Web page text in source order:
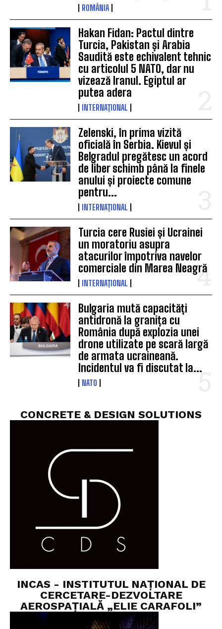
ROMÂNIA
Hakan Fidan: Pactul dintre
Turcia, Pakistan și Arabia
Saudită este echivalent tehnic
cu articolul 5 NATO, dar nu
vizează Iranul. Egiptul ar
putea adera
INTERNAȚIONAL
Zelenski, în prima vizită
oficială în Serbia. Kievul și
Belgradul pregătesc un acord
de liber schimb până la finele
anului și proiecte comune
pentru...
INTERNAȚIONAL
Turcia cere Rusiei și Ucrainei
un moratoriu asupra
atacurilor împotriva navelor
comerciale din Marea Neagră
INTERNAȚIONAL
Bulgaria mută capacități
antidronă la granița cu
România după explozia unei
drone utilizate pe scară largă
de armata ucraineană.
Incidentul va fi discutat la...
NATO
CONCRETE & DESIGN SOLUTIONS
INCAS - INSTITUTUL NAȚIONAL DE
CERCETARE-DEZVOLTARE
AEROSPAȚIALĂ „ELIE CARAFOLI”